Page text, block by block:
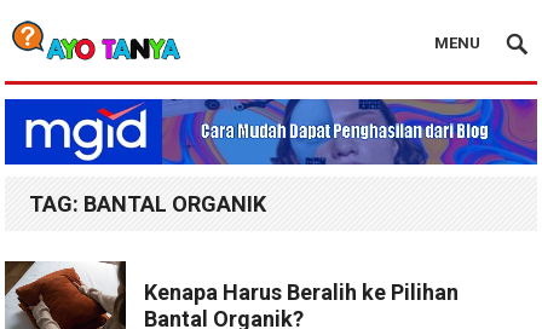
Blog Ayo Tanya
MENU
TAG: BANTAL ORGANIK
Kenapa Harus Beralih ke Pilihan
Bantal Organik?